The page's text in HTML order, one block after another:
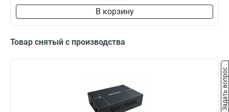
В корзину
Товар снятый с производства
Задать вопрос